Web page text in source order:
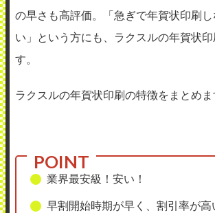
の早さも高評価。「急ぎで年賀状印刷
い」という方にも、ラクスルの年賀状
す。
ラクスルの年賀状印刷の特徴をまとめま
業界最安級！安い！
早割開始時期が早く、割引率が